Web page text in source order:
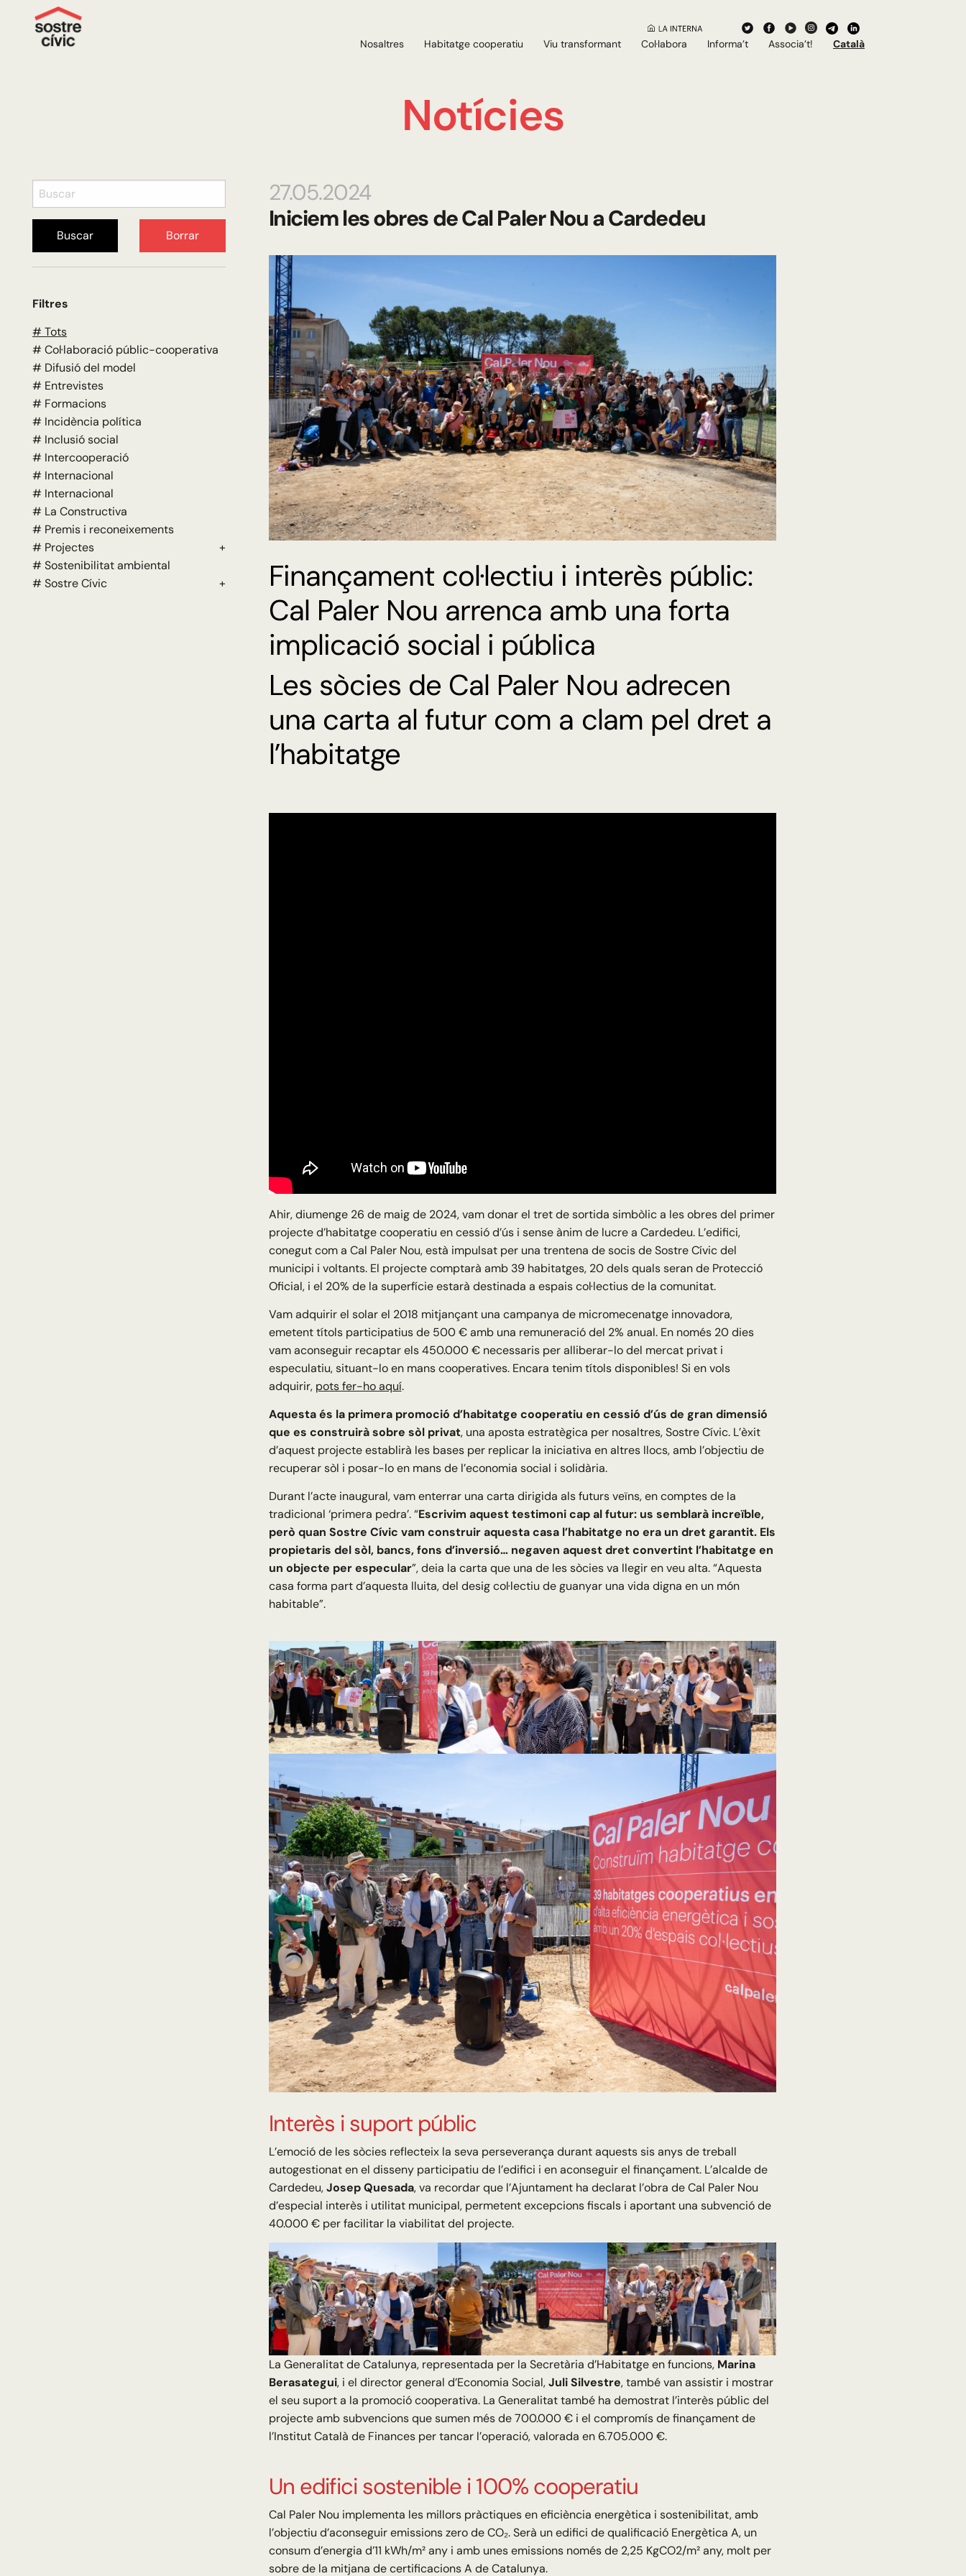
Nosaltres Habitatge cooperatiu Viu transformant Col·labora Informa’t Associa’t! Català
Notícies
Buscar Borrar
Filtres
# Tots
# Col·laboració públic-cooperativa
# Difusió del model
# Entrevistes
# Formacions
# Incidència política
# Inclusió social
# Intercooperació
# Internacional
# Internacional
# La Constructiva
# Premis i reconeixements
# Projectes
+
# Sostenibilitat ambiental
# Sostre Cívic
+
27.05.2024
Iniciem les obres de Cal Paler Nou a Cardedeu
Finançament col·lectiu i interès públic:
Cal Paler Nou arrenca amb una forta
implicació social i pública
Les sòcies de Cal Paler Nou adrecen
una carta al futur com a clam pel dret a
l’habitatge
Ahir, diumenge 26 de maig de 2024, vam donar el tret de sortida simbòlic a les obres del primer
projecte d’habitatge cooperatiu en cessió d’ús i sense ànim de lucre a Cardedeu. L’edifici,
conegut com a Cal Paler Nou, està impulsat per una trentena de socis de Sostre Cívic del
municipi i voltants. El projecte comptarà amb 39 habitatges, 20 dels quals seran de Protecció
Oficial, i el 20% de la superfície estarà destinada a espais col·lectius de la comunitat.
Vam adquirir el solar el 2018 mitjançant una campanya de micromecenatge innovadora,
emetent títols participatius de 500 € amb una remuneració del 2% anual. En només 20 dies
vam aconseguir recaptar els 450.000 € necessaris per alliberar-lo del mercat privat i
especulatiu, situant-lo en mans cooperatives. Encara tenim títols disponibles! Si en vols
adquirir, pots fer-ho aquí.
Aquesta és la primera promoció d’habitatge cooperatiu en cessió d’ús de gran dimensió
que es construirà sobre sòl privat, una aposta estratègica per nosaltres, Sostre Cívic. L’èxit
d’aquest projecte establirà les bases per replicar la iniciativa en altres llocs, amb l’objectiu de
recuperar sòl i posar-lo en mans de l’economia social i solidària.
Durant l’acte inaugural, vam enterrar una carta dirigida als futurs veïns, en comptes de la
tradicional ‘primera pedra’. “Escrivim aquest testimoni cap al futur: us semblarà increïble,
però quan Sostre Cívic vam construir aquesta casa l’habitatge no era un dret garantit. Els
propietaris del sòl, bancs, fons d’inversió… negaven aquest dret convertint l’habitatge en
un objecte per especular”, deia la carta que una de les sòcies va llegir en veu alta. “Aquesta
casa forma part d’aquesta lluita, del desig col·lectiu de guanyar una vida digna en un món
habitable”.
Interès i suport públic
L’emoció de les sòcies reflecteix la seva perseverança durant aquests sis anys de treball
autogestionat en el disseny participatiu de l’edifici i en aconseguir el finançament. L’alcalde de
Cardedeu,Josep Quesada, va recordar que l’Ajuntament ha declarat l’obra de Cal Paler Nou
d’especial interès i utilitat municipal, permetent excepcions fiscals i aportant una subvenció de
40.000 € per facilitar la viabilitat del projecte.
La Generalitat de Catalunya, representada per la Secretària d’Habitatge en funcions, Marina
Berasategui, i el director general d’Economia Social,Juli Silvestre, també van assistir i mostrar
el seu suport a la promoció cooperativa. La Generalitat també ha demostrat l’interès públic del
projecte amb subvencions que sumen més de 700.000 € i el compromís de finançament de
l’Institut Català de Finances per tancar l’operació, valorada en 6.705.000 €.
Un edifici sostenible i 100% cooperatiu
Cal Paler Nou implementa les millors pràctiques en eficiència energètica i sostenibilitat, amb
l’objectiu d’aconseguir emissions zero de CO₂. Serà un edifici de qualificació Energètica A, un
consum d’energia d’11 kWh/m² any i amb unes emissions només de 2,25 KgCO2/m² any, molt per
sobre de la mitjana de certificacions A de Catalunya.